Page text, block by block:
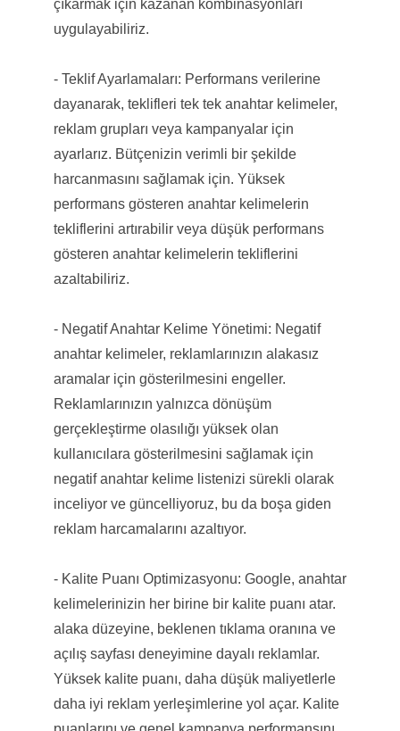
çıkarmak için kazanan kombinasyonları
uygulayabiliriz.
- Teklif Ayarlamaları: Performans verilerine
dayanarak, teklifleri tek tek anahtar kelimeler,
reklam grupları veya kampanyalar için
ayarlarız. Bütçenizin verimli bir şekilde
harcanmasını sağlamak için. Yüksek
performans gösteren anahtar kelimelerin
tekliflerini artırabilir veya düşük performans
gösteren anahtar kelimelerin tekliflerini
azaltabiliriz.
- Negatif Anahtar Kelime Yönetimi: Negatif
anahtar kelimeler, reklamlarınızın alakasız
aramalar için gösterilmesini engeller.
Reklamlarınızın yalnızca dönüşüm
gerçekleştirme olasılığı yüksek olan
kullanıcılara gösterilmesini sağlamak için
negatif anahtar kelime listenizi sürekli olarak
inceliyor ve güncelliyoruz, bu da boşa giden
reklam harcamalarını azaltıyor.
- Kalite Puanı Optimizasyonu: Google, anahtar
kelimelerinizin her birine bir kalite puanı atar.
alaka düzeyine, beklenen tıklama oranına ve
açılış sayfası deneyimine dayalı reklamlar.
Yüksek kalite puanı, daha düşük maliyetlerle
daha iyi reklam yerleşimlerine yol açar. Kalite